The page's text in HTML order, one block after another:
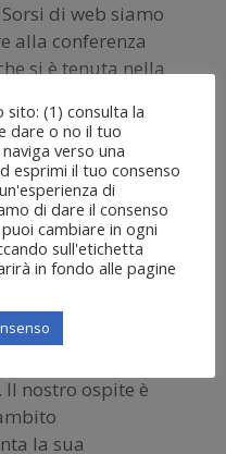
di web siamo
alla conferenza
si è tenuta nella
di
l’intervista a Enrico
|News
di interviste,
di formazione
Il nostro ospite è
la sua
sito: (1) consulta la
dare o no il tuo
verso una
esprimi il tuo consenso
di
di dare il consenso
cambiare in ogni
sull'etichetta
in fondo alle pagine